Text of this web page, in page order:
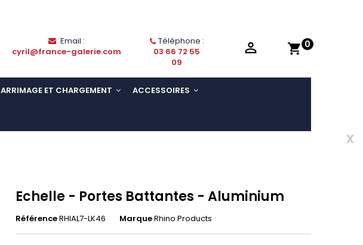
shopping_cart 0
Email :
cyril@france-galerie.com
Téléphone :
03 66 72 55
09

ARRIMAGE ET CHARGEMENT ACCESSOIRES
x
Echelle - Portes Battantes - Aluminium
RéférenceRHIAL7-LK46 MarqueRhino Products